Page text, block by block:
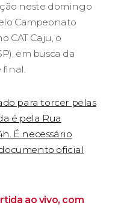
neste domingo
Campeonato
CAT Caju, o
em busca da
final.
para torcer pelas
é pela Rua
É necessário
oficial
ao vivo, com